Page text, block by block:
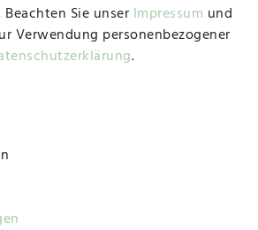
Sie unser Impressum und
Verwendung personenbezogener
.